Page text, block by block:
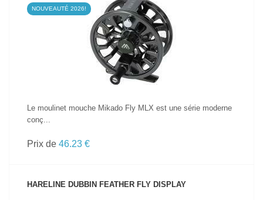
NOUVEAUTÉ 2026!
VOIR LE PRODUIT
Le moulinet mouche Mikado Fly MLX est une série moderne
conç...
Prix de 46.23 €
HARELINE DUBBIN FEATHER FLY DISPLAY